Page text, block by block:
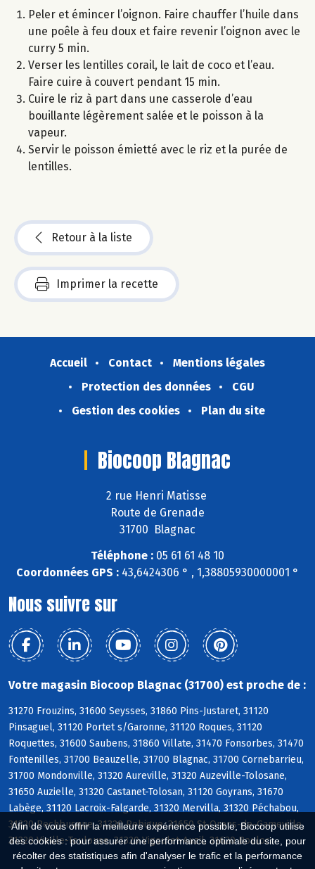
Afin de vous offrir la meilleure expérience possible, Biocoop utilise
des cookies : pour assurer une performance optimale du site, pour
récolter des statistiques afin d'analyser le trafic et la performance
Peler et émincer l’oignon. Faire chauffer l’huile dans
une poêle à feu doux et faire revenir l’oignon avec le
curry 5 min.
Verser les lentilles corail, le lait de coco et l’eau.
Faire cuire à couvert pendant 15 min.
Cuire le riz à part dans une casserole d’eau
bouillante légèrement salée et le poisson à la
vapeur.
Servir le poisson émietté avec le riz et la purée de
lentilles.
Retour à la liste
Imprimer la recette
Accueil Contact
Mentions légales
Protection des données
CGU
Gestion des cookies
Plan du site
Biocoop Blagnac
2 rue Henri Matisse
Route de Grenade
31700 Blagnac
Téléphone : 05 61 61 48 10
Coordonnées GPS : 43,6424306 ° , 1,38805930000001 °
Nous suivre sur
Votre magasin Biocoop Blagnac (31700) est proche de :
31270 Frouzins, 31600 Seysses, 31860 Pins-Justaret, 31120
Pinsaguel, 31120 Portet s/Garonne, 31120 Roques, 31120
Roquettes, 31600 Saubens, 31860 Villate, 31470 Fonsorbes, 31470
Fontenilles, 31700 Beauzelle, 31700 Blagnac, 31700 Cornebarrieu,
31700 Mondonville, 31320 Aureville, 31320 Auzeville-Tolosane,
31650 Auzielle, 31320 Castanet-Tolosan, 31120 Goyrans, 31670
Labège, 31120 Lacroix-Falgarde, 31320 Mervilla, 31320 Péchabou,
31320 Pechbusque, 31320 Rebigue, 31650 St-Orens-de-Gameville,
31320 Vieille-Toulouse, 31320 Vigoulet-Auzil, 31620 Bouloc